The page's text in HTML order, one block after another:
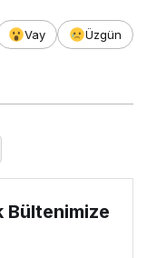
Vay
Üzgün
Bültenimize